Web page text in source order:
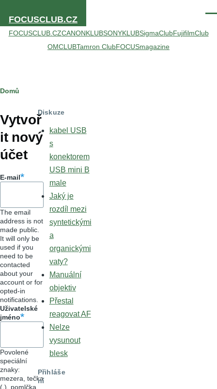
FOCUSCLUB.CZ
FOCUSCLUB.CZCANONKLUBSONYKLUBSigmaClubFujifilmClub
OMCLUBTamron ClubFOCUSmagazine
Hlavní
záložky
Drobečková
navigace
Domů
Vytvoř
it nový
účet
E-mail
The email
address is not
made public.
It will only be
used if you
need to be
contacted
about your
account or for
opted-in
notifications.
Uživatelské
jméno
Povolené
speciální
znaky:
mezera, tečka
(.), pomlčka
Diskuze
kabel USB
s
konektorem
USB mini B
male
Jaký je
rozdíl mezi
syntetickými
a
organickými
vaty?
Manuální
objektiv
Přestal
reagovat AF
Nelze
vysunout
blesk
Přihláše
ní